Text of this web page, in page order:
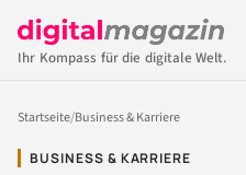
Ihr Kompass für die digitale Welt.
Startseite/Business & Karriere
BUSINESS & KARRIERE